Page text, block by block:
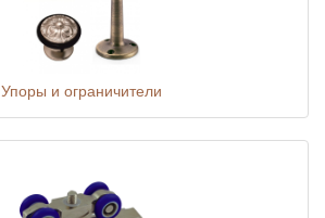
Упоры и ограничители